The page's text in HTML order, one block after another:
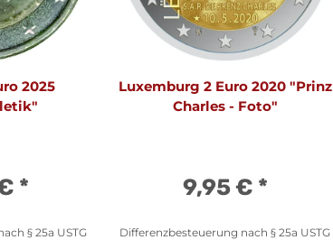
2025
*
§ 25a USTG
Luxemburg 2 Euro 2020 "Prinz
Charles - Foto"
9,95 € *
Differenzbesteuerung nach § 25a USTG